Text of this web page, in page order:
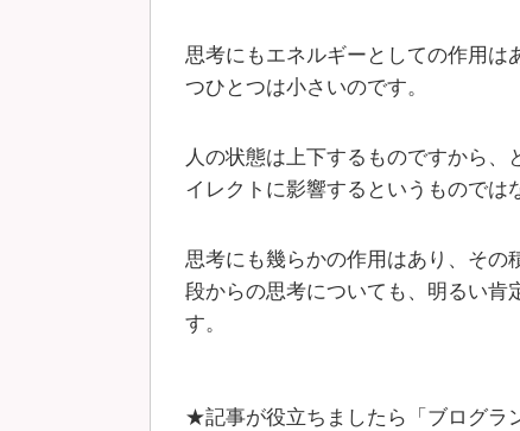
思考にもエネルギーとしての作用は
つひとつは小さいのです。
人の状態は上下するものですから
イレクトに影響するというものでは
思考にも幾らかの作用はあり、その
段からの思考についても、明るい肯
す。
★記事が役立ちましたら「ブログラ